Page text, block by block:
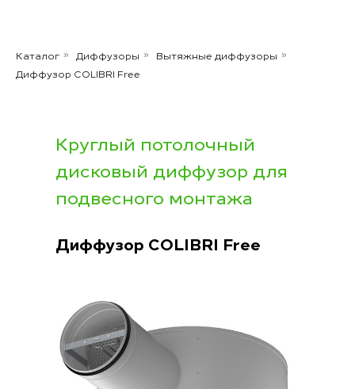
Каталог » Диффузоры » Вытяжные диффузоры »
Диффузор COLIBRI Free
Круглый потолочный
дисковый диффузор для
подвесного монтажа
Диффузор COLIBRI Free